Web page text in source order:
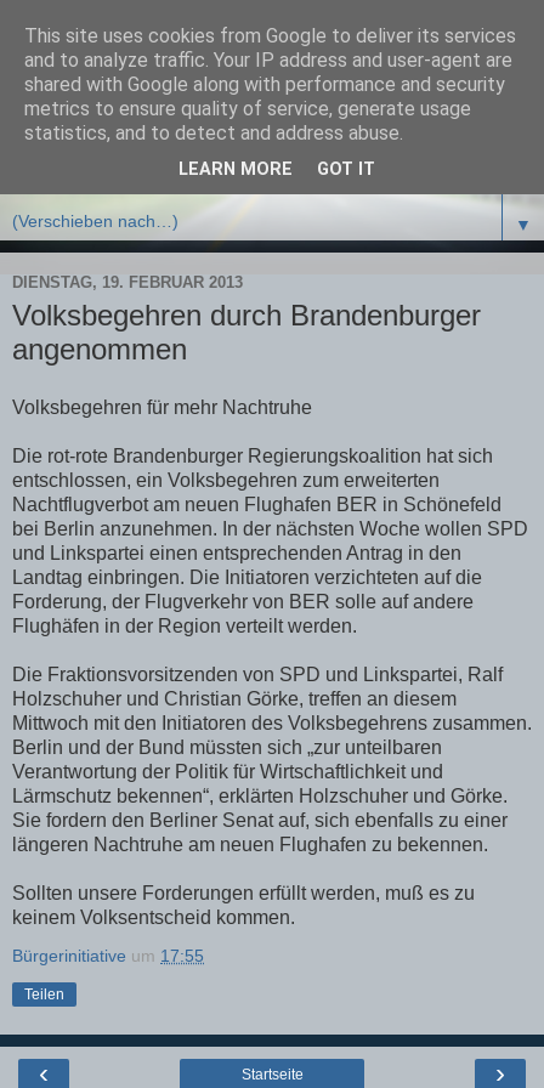
Bürgerinitiative Schützt
Potsdam e.V.
▼
DIENSTAG, 19. FEBRUAR 2013
Volksbegehren durch Brandenburger
angenommen
Volksbegehren für mehr Nachtruhe
Die rot-rote Brandenburger Regierungskoalition hat sich
entschlossen, ein Volksbegehren zum erweiterten
Nachtflugverbot am neuen Flughafen BER in Schönefeld
bei Berlin anzunehmen. In der nächsten Woche wollen SPD
und Linkspartei einen entsprechenden Antrag in den
Landtag einbringen. Die Initiatoren verzichteten auf die
Forderung, der Flugverkehr von BER solle auf andere
Flughäfen in der Region verteilt werden.
Die Fraktionsvorsitzenden von SPD und Linkspartei, Ralf
Holzschuher und Christian Görke, treffen an diesem
Mittwoch mit den Initiatoren des Volksbegehrens zusammen.
Berlin und der Bund müssten sich „zur unteilbaren
Verantwortung der Politik für Wirtschaftlichkeit und
Lärmschutz bekennen“, erklärten Holzschuher und Görke.
Sie fordern den Berliner Senat auf, sich ebenfalls zu einer
längeren Nachtruhe am neuen Flughafen zu bekennen.
Sollten unsere Forderungen erfüllt werden, muß es zu
keinem Volksentscheid kommen.
Bürgerinitiative um 17:55
Teilen
‹ ›
Startseite
This site uses cookies from Google to deliver its services
and to analyze traffic. Your IP address and user-agent are
shared with Google along with performance and security
metrics to ensure quality of service, generate usage
statistics, and to detect and address abuse.
LEARN MORE GOT IT